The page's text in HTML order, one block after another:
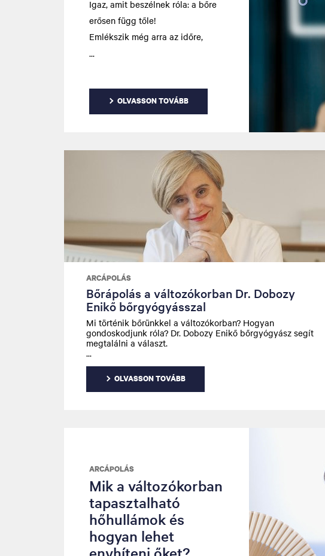
Igaz, amit beszélnek róla: a bőre
erősen függ tőle!
Emlékszik még arra az időre,
éveiben a kollagéntermelése
igencsak magas volt, 75% -kal
előrehaladtával, nem kellett ezzel
foglalkoznia! Esetleg fél füllel
hallotta a kollagén szót, tudta,
hogy az egy fehérje és hogy
valahogyan összefügg a bőr
OLVASSON TOVÁBB
ARCÁPOLÁS
Bőrápolás a változókorban Dr. Dobozy
Enikő bőrgyógyásszal
Mi történik bőrünkkel a változókorban? Hogyan
gondoskodjunk róla? Dr. Dobozy Enikő bőrgyógyász segít
megtalálni a választ.
OLVASSON TOVÁBB
ARCÁPOLÁS
Mik a változókorban
tapasztalható
hőhullámok és
hogyan lehet